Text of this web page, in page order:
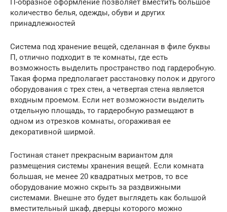
П-образное оформление позволяет вместить большое
количество белья, одежды, обуви и других
принадлежностей
Система под хранение вещей, сделанная в филе буквы
П, отлично подходит в те комнаты, где есть
возможность выделить пространство под гардеробную.
Такая форма предполагает расстановку полок и другого
оборудования с трех стен, а четвертая стена является
входным проемом. Если нет возможности выделить
отдельную площадь, то гардеробную размещают в
одном из отрезков комнаты, огораживая ее
декоративной ширмой.
Гостиная станет прекрасным вариантом для
размещения системы хранения вещей. Если комната
большая, не менее 20 квадратных метров, то все
оборудование можно скрыть за раздвижными
системами. Внешне это будет выглядеть как большой
вместительный шкаф, дверцы которого можно